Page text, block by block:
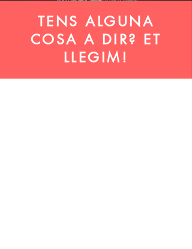
TENS ALGUNA
COSA A DIR? ET
LLEGIM!